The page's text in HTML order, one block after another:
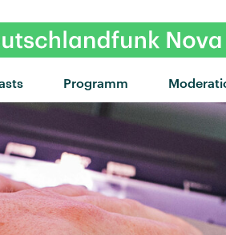
Programm
"Keep Me Satisfied" von